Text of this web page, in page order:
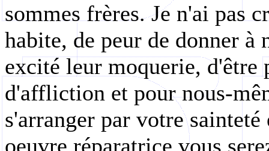
sommes frères. Je n'ai pas
habite, de peur de donner à
excité leur moquerie, d'être
d'affliction et pour nous-
s'arranger par votre
oeuvre réparatrice vous